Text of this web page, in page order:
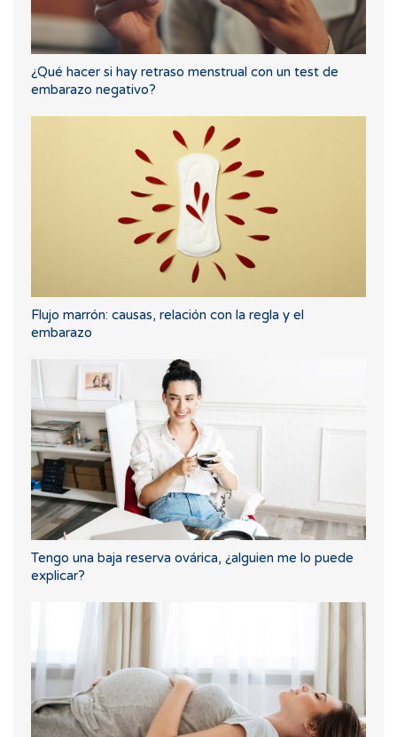
¿Qué hacer si hay retraso menstrual con un test de
embarazo negativo?
Flujo marrón: causas, relación con la regla y el
embarazo
Tengo una baja reserva ovárica, ¿alguien me lo puede
explicar?